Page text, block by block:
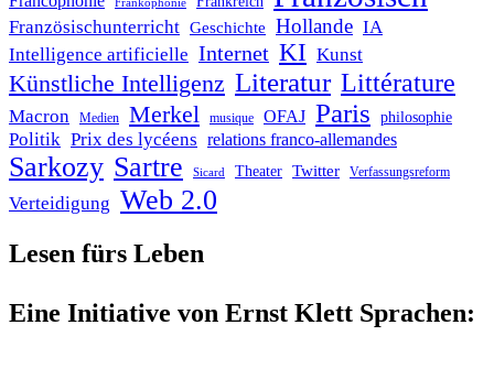
Frankophonie
Französischunterricht Geschichte Hollande IA
Intelligence artificielle Internet KI Kunst
Künstliche Intelligenz Literatur Littérature
Macron Medien Merkel musique OFAJ Paris philosophie
Politik Prix des lycéens relations franco-allemandes
Sarkozy Sartre Sicard Theater Twitter Verfassungsreform
Verteidigung Web 2.0
Lesen fürs Leben
Eine Initiative von Ernst Klett Sprachen: